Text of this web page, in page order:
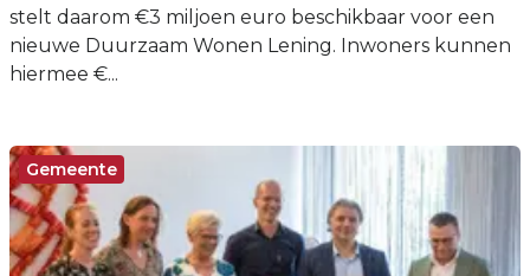
stelt daarom €3 miljoen euro beschikbaar voor een
nieuwe Duurzaam Wonen Lening. Inwoners kunnen
hiermee €...
Gemeente